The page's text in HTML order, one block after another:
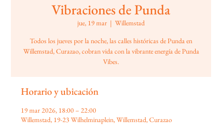
Vibraciones de Punda
jue, 19 mar
  |
Willemstad
Todos los jueves por la noche, las calles históricas de Punda en
Willemstad, Curazao, cobran vida con la vibrante energía de Punda
Vibes.
Horario y ubicación
19 mar 2026, 18:00 – 22:00
Willemstad, 19-23 Wilhelminaplein, Willemstad, Curazao